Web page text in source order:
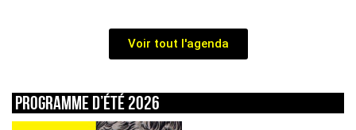
Voir tout l'agenda
Programme d’été 2026